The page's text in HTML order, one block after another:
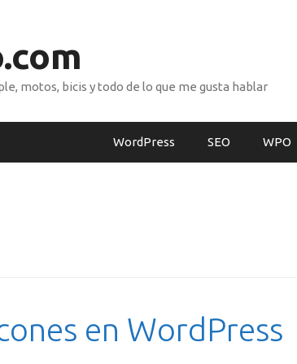
motos, bicis y todo de lo que me gusta hablar
WordPress SEO WPO
en WordPress